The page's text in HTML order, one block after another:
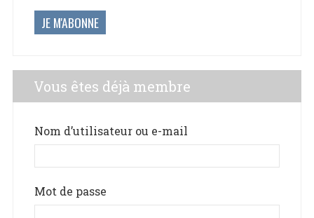
JE M'ABONNE
Vous êtes déjà membre
Nom d’utilisateur ou e-mail
Mot de passe